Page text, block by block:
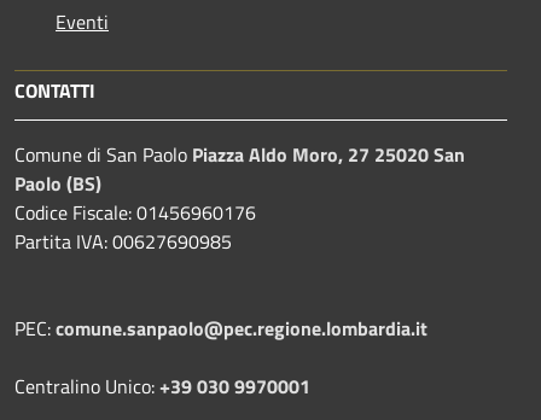
Eventi
CONTATTI
Comune di San Paolo Piazza Aldo Moro, 27 25020 San
Paolo (BS)
Codice Fiscale: 01456960176
Partita IVA: 00627690985
PEC:comune.sanpaolo@pec.regione.lombardia.it
Centralino Unico:+39 030 9970001